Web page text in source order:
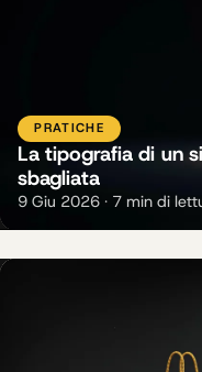
PRATICHE
La tipografia di un
sbagliata
9 Giu 2026 · 7 min di